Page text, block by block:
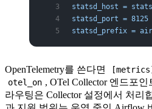
statsd_host =
statsd_port = 8125
statsd_prefix =
OpenTelemetry를 쓴다면 [metrics]
otel_on , OTel Collector 엔드포
라우팅은 Collector 설정에서 처리